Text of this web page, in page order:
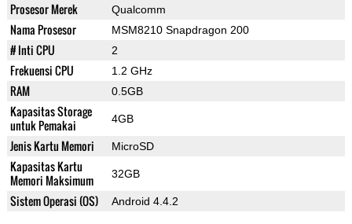
Prosesor Merek Qualcomm
Nama Prosesor MSM8210 Snapdragon 200
# Inti CPU 2
Frekuensi CPU 1.2 GHz
RAM 0.5GB
Kapasitas Storage
untuk Pemakai
4GB
Jenis Kartu Memori MicroSD
Kapasitas Kartu
Memori Maksimum
32GB
Sistem Operasi (OS) Android 4.4.2